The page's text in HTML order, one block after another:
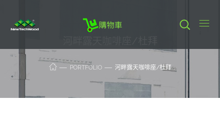
購物車
PORTFOLIO 河畔露天咖啡座/杜拜